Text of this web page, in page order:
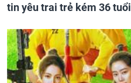
tin yêu trai trẻ kém 36 tuổi